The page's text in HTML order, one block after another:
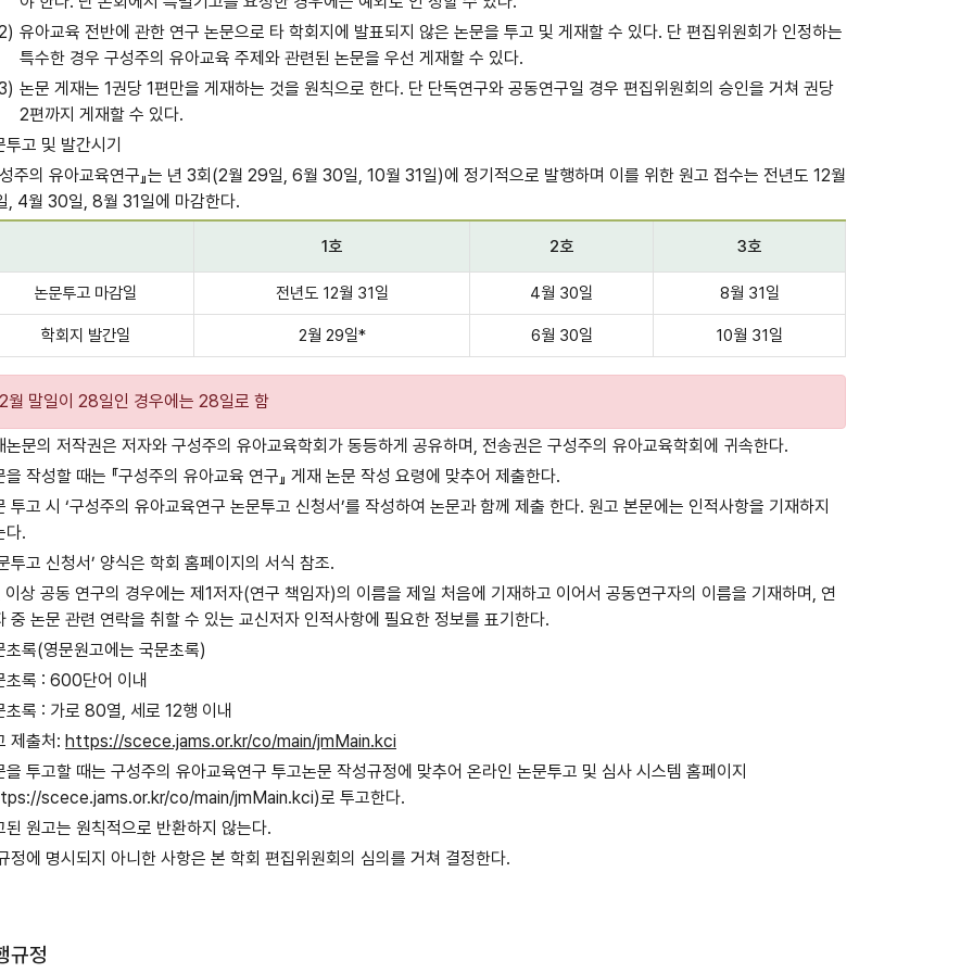
유아교육 전반에 관한 연구 논문으로 타 학회지에 발표되지 않은 논문을 투고 및 게재할 수 있다. 단 편집위원회가 인정하는
특수한 경우 구성주의 유아교육 주제와 관련된 논문을 우선 게재할 수 있다.
논문 게재는 1권당 1편만을 게재하는 것을 원칙으로 한다. 단 단독연구와 공동연구일 경우 편집위원회의 승인을 거쳐 권당
2편까지 게재할 수 있다.
투고 및 발간시기
성주의 유아교육연구』는 년 3회(2월 29일, 6월 30일, 10월 31일)에 정기적으로 발행하며 이를 위한 원고 접수는 전년도 12월
, 4월 30일, 8월 31일에 마감한다.
1호 2호 3호
논문투고 마감일 전년도 12월 31일 4월 30일 8월 31일
학회지 발간일 2월 29일* 6월 30일 10월 31일
2월 말일이 28일인 경우에는 28일로 함
논문의 저작권은 저자와 구성주의 유아교육학회가 동등하게 공유하며, 전송권은 구성주의 유아교육학회에 귀속한다.
을 작성할 때는 『구성주의 유아교육 연구』 게재 논문 작성 요령에 맞추어 제출한다.
투고 시 ‘구성주의 유아교육연구 논문투고 신청서’를 작성하여 논문과 함께 제출 한다. 원고 본문에는 인적사항을 기재하지
다.
투고 신청서’ 양식은 학회 홈페이지의 서식 참조.
이상 공동 연구의 경우에는 제1저자(연구 책임자)의 이름을 제일 처음에 기재하고 이어서 공동연구자의 이름을 기재하며, 연
중 논문 관련 연락을 취할 수 있는 교신저자 인적사항에 필요한 정보를 표기한다.
초록(영문원고에는 국문초록)
초록 : 600단어 이내
초록 : 가로 80열, 세로 12행 이내
제출처: https://scece.jams.or.kr/co/main/jmMain.kci
을 투고할 때는 구성주의 유아교육연구 투고논문 작성규정에 맞추어 온라인 논문투고 및 심사 시스템 홈페이지
scece.jams.or.kr/co/main/jmMain.kci)로 투고한다.
된 원고는 원칙적으로 반환하지 않는다.
정에 명시되지 아니한 사항은 본 학회 편집위원회의 심의를 거쳐 결정한다.
규정